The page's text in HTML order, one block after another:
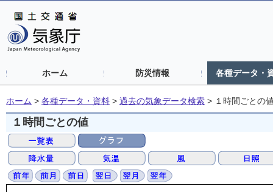
ホーム 防災情報 各種データ・
ホーム > 各種データ・資料 > 過去の気象データ検索 > １時間ごとの
１時間ごとの値